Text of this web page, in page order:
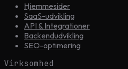
Hjemmesider
SaaS-udvikling
API & Integrationer
Backendudvikling
SEO-optimering
Virksomhed